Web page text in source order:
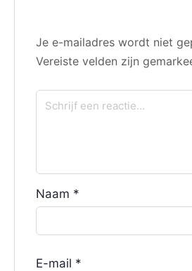
Je e-mailadres wordt niet
Vereiste velden zijn
Naam *
E-mail *